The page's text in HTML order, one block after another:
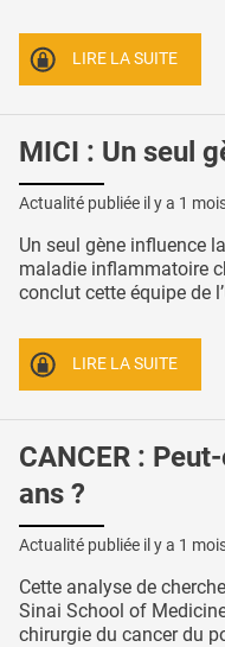
LIRE LA SUITE
MICI : Un seul
Actualité publiée il y a 1
Un seul gène influence
maladie inflammatoire
conclut cette équipe de
LIRE LA SUITE
CANCER :
ans ?
Actualité publiée il y a 1
Cette analyse de
Sinai School of
chirurgie du cancer du